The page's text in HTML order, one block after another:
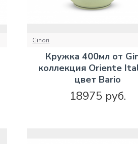
Ginori
Кружка 400мл от
коллекция Oriente
цвет Bario
18975 руб.